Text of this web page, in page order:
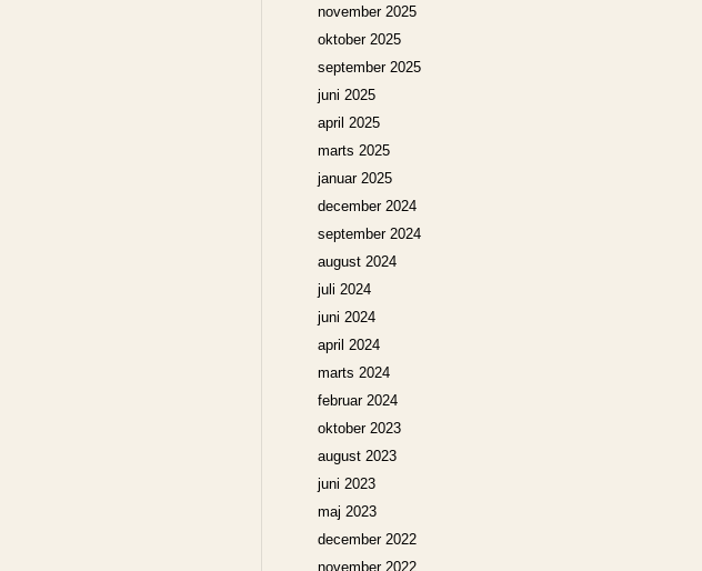
november 2025
oktober 2025
september 2025
juni 2025
april 2025
marts 2025
januar 2025
december 2024
september 2024
august 2024
juli 2024
juni 2024
april 2024
marts 2024
februar 2024
oktober 2023
august 2023
juni 2023
maj 2023
december 2022
november 2022